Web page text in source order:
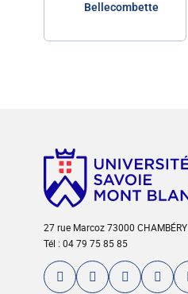
Bellecombette
27 rue Marcoz 73000 CHAMBÉRY
Tél : 04 79 75 85 85